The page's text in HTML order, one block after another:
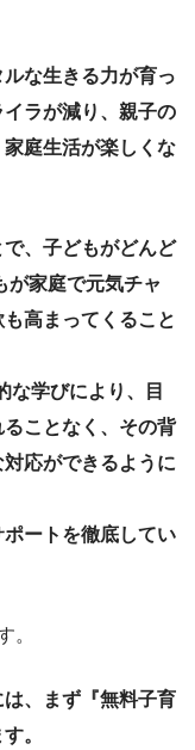
な生きる力が育っ
ラが減り、親子の
庭生活が楽しくな
、子どもがどんど
が家庭で元気チャ
高まってくること
な学びにより、目
ことなく、その背
応ができるように
ートを徹底してい
。
は、まず『無料子育
。